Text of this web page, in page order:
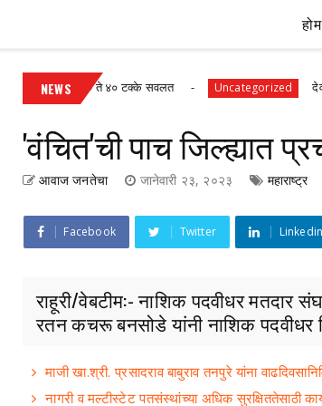
होम
NEWS
३० ते ४० टक्के सवलत Uncategorized देवळाली
'वंचित'ची पाच जिल्ह्यात
आवाज जनतेचा जानेवारी २३, २०२३ महाराष्ट्र
Facebook Twitter Linkedin
राहूरी/वेबटीम:- नाशिक पदवीधर
रतन कचरू बनसोडे यांनी नाशिक पदवीधर
माजी खा.श्री. प्रसादराव बाबुराव तनपुरे यांना
नागरी व मल्टीस्टेट पतसंस्थांच्या अधिक सुरक्षिततेसाठी